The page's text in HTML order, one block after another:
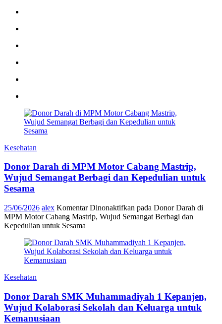
Kesehatan
Donor Darah di MPM Motor Cabang Mastrip,
Wujud Semangat Berbagi dan Kepedulian untuk
Sesama
25/06/2026 alex Komentar Dinonaktifkan pada Donor Darah di
MPM Motor Cabang Mastrip, Wujud Semangat Berbagi dan
Kepedulian untuk Sesama
Kesehatan
Donor Darah SMK Muhammadiyah 1 Kepanjen,
Wujud Kolaborasi Sekolah dan Keluarga untuk
Kemanusiaan